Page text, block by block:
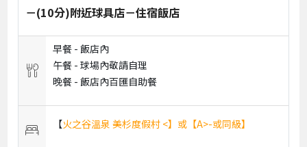
－(10分)附近球具店－住宿飯店
早餐 -飯店內
午餐 -球場內敬請自理
晚餐 -飯店內百匯自助餐
【火之谷溫泉 美杉度假村 <】或【A>-或同級】